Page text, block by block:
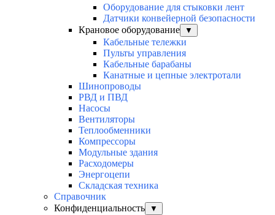
Оборудование для стыковки лент
Датчики конвейерной безопасности
Крановое оборудование
▼
Кабельные тележки
Пульты управления
Кабельные барабаны
Канатные и цепные электротали
Шинопроводы
РВД и ПВД
Насосы
Вентиляторы
Теплообменники
Компрессоры
Модульные здания
Расходомеры
Энергоцепи
Складская техника
Справочник
Конфиденциальность
▼